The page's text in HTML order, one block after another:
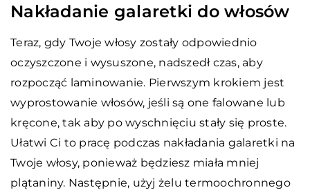
Nakładanie galaretki do włosów
Teraz, gdy Twoje włosy zostały odpowiednio
oczyszczone i wysuszone, nadszedł czas, aby
rozpocząć laminowanie. Pierwszym krokiem jest
wyprostowanie włosów, jeśli są one falowane lub
kręcone, tak aby po wyschnięciu stały się proste.
Ułatwi Ci to pracę podczas nakładania galaretki na
Twoje włosy, ponieważ będziesz miała mniej
plątaniny. Następnie, użyj żelu termoochronnego